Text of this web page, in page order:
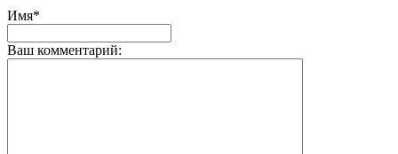
Имя*
Ваш комментарий: